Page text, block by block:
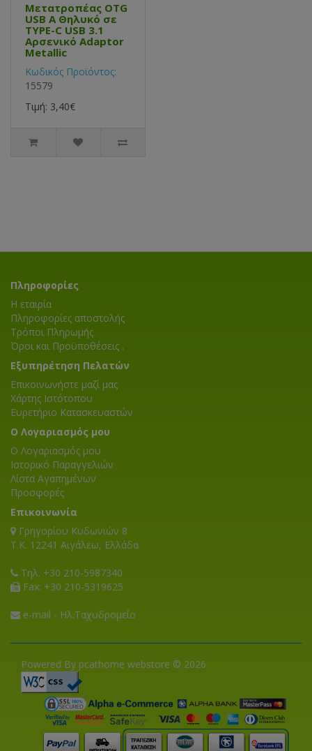
Μετατροπέας OTG
USB Α Θηλυκό σε
TYPE-C USB 3.1
Αρσενικό Adaptor
Metallic
Κωδικός Προϊόντος:
15579
Τιμή: 3,40€
Πληροφορίες
Η εταιρία
Πληροφορίες αποστολής
Τρόποι Πληρωμής
Όροι και Προϋποθέσεις .
Εξυπηρέτηση Πελατών
Επικοινωνήστε μαζί μας
Χάρτης Ιστότοπου
Ευρετήριο Κατασκευαστών
Ο Λογαριασμός μου
Ο Λογαριασμός μου
Ιστορικό Παραγγελιών
Λίστα Αγαπημένων
Προσφορές
Επικοινωνία
Γρηγορίου Κυδωνιών 8
T.K. 12241 Αιγάλεω, Ελλάδα
Τηλ. +30 210-5987340
Fax: +30 210-5319625
e-mail - Ηλ.Ταχυδρομείο
Powered By pcathome webstore © 2026